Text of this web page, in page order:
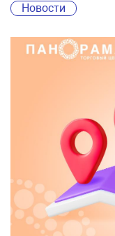
Новости